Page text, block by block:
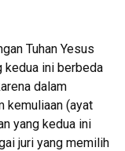
Tuhan Yesus
kedua ini berbeda
dalam
kemuliaan (ayat
yang kedua ini
juri yang memilih